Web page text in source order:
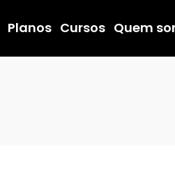
Planos Cursos Quem